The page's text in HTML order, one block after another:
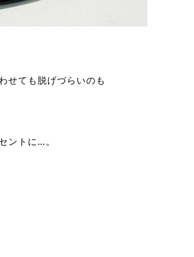
せても脱げづらいのも
ントに…。